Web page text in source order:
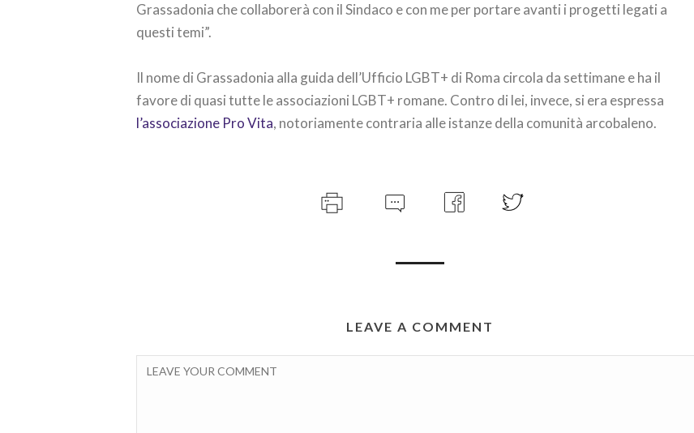
Grassadonia che collaborerà con il Sindaco e con me per portare avanti i progetti legati a
questi temi”.
Il nome di Grassadonia alla guida dell’Ufficio LGBT+ di Roma circola da settimane e ha il
favore di quasi tutte le associazioni LGBT+ romane. Contro di lei, invece, si era espressa
l’associazione Pro Vita, notoriamente contraria alle istanze della comunità arcobaleno.
LEAVE A COMMENT